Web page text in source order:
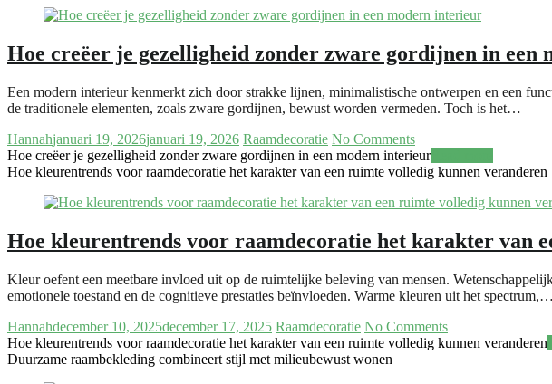
Hoe creëer je gezelligheid zonder zware gordijnen in een
Een modern interieur kenmerkt zich door strakke lijnen, minimalistische ontwerpen en een
de traditionele elementen, zoals zware gordijnen, bewust worden vermeden. Toch is het…
Hannahjanuari 19, 2026januari 19, 2026 Raamdecoratie No Comments
Hoe creëer je gezelligheid zonder zware gordijnen in een modern interieur
Hoe kleurentrends voor raamdecoratie het karakter van een ruimte volledig kunnen veranderen
Hoe kleurentrends voor raamdecoratie het karakter van
Kleur oefent een meetbare invloed uit op de ruimtelijke beleving van mensen.
emotionele toestand en de cognitieve prestaties beïnvloeden. Warme kleuren uit het spectrum,…
Hannahdecember 10, 2025december 17, 2025 Raamdecoratie No Comments
Hoe kleurentrends voor raamdecoratie het karakter van een ruimte volledig kunnen veranderen
Duurzame raambekleding combineert stijl met milieubewust wonen